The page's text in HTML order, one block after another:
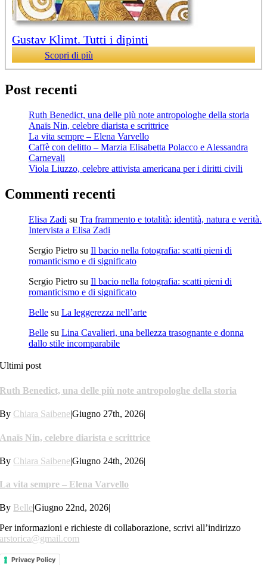
Gustav Klimt. Tutti i dipinti
Scopri di più
Post recenti
Ruth Benedict, una delle più note antropologhe della storia
Anaïs Nin, celebre diarista e scrittrice
La vita sempre – Elena Varvello
Caffè con delitto – Marzia Elisabetta Polacco e Alessandra
Carnevali
Viola Liuzzo, celebre attivista americana per i diritti civili
Commenti recenti
Elisa Zadi su Tra frammento e totalità: identità, natura e verità.
Intervista a Elisa Zadi
Sergio Pietro su Il bacio nella fotografia: scatti pieni di
romanticismo e di significato
Sergio Pietro su Il bacio nella fotografia: scatti pieni di
romanticismo e di significato
Belle su La leggerezza nell’arte
Belle su Lina Cavalieri, una bellezza trasognante e donna
dallo stile incomparabile
Ultimi post
Ruth Benedict, una delle più note antropologhe della storia
By Chiara Saibene|Giugno 27th, 2026|
Anaïs Nin, celebre diarista e scrittrice
By Chiara Saibene|Giugno 24th, 2026|
La vita sempre – Elena Varvello
By Belle|Giugno 22nd, 2026
Per informazioni e richieste di collaborazione, scrivi all’indirizzo
arstorica@gmail.com
Privacy Policy